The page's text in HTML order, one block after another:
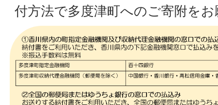
付方法で多度津町へのご寄附